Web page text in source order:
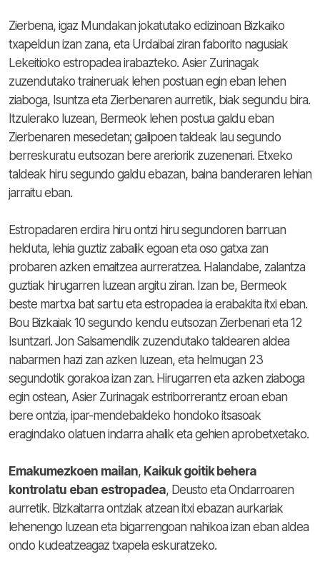
Zierbena, igaz Mundakan jokatutako edizinoan Bizkaiko
txapeldun izan zana, eta Urdaibai ziran faborito nagusiak
Lekeitioko estropadea irabazteko. Asier Zurinagak
zuzendutako traineruak lehen postuan egin eban lehen
ziaboga, Isuntza eta Zierbenaren aurretik, biak segundu bira.
Itzulerako luzean, Bermeok lehen postua galdu eban
Zierbenaren mesedetan; galipoen taldeak lau segundo
berreskuratu eutsozan bere areriorik zuzenenari. Etxeko
taldeak hiru segundo galdu ebazan, baina banderaren lehian
jarraitu eban.
Estropadaren erdira hiru ontzi hiru segundoren barruan
helduta, lehia guztiz zabalik egoan eta oso gatxa zan
probaren azken emaitzea aurreratzea. Halandabe, zalantza
guztiak hirugarren luzean argitu ziran. Izan be, Bermeok
beste martxa bat sartu eta estropadea ia erabakita itxi eban.
Bou Bizkaiak 10 segundo kendu eutsozan Zierbenari eta 12
Isuntzari. Jon Salsamendik zuzendutako taldearen aldea
nabarmen hazi zan azken luzean, eta helmugan 23
segundotik gorakoa izan zan. Hirugarren eta azken ziaboga
egin ostean, Asier Zurinagak estriborrerantz eroan eban
bere ontzia, ipar-mendebaldeko hondoko itsasoak
eragindako olatuen indarra ahalik eta gehien aprobetxetako.
Emakumezkoen mailan, Kaikuk goitik behera
kontrolatu eban estropadea, Deusto eta Ondarroaren
aurretik. Bizkaitarra ontziak atzean itxi ebazan aurkariak
lehenengo luzean eta bigarrengoan nahikoa izan eban aldea
ondo kudeatzeagaz txapela eskuratzeko.